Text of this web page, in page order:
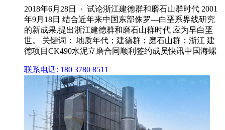
2018年6月28日 · 试论浙江建德群和磨石山群时代 2001
年9月18日 结合近年来中国东部侏罗—白垩系界线研究
的新成果,提出浙江建德群和磨石山群时代 应为早白垩
世。 关键词： 地质年代；建德群；磨石山群；浙江 建
德项目CK490水泥立磨合同顺利签约成员快讯中国海螺
联系电话: 180 3780 8511